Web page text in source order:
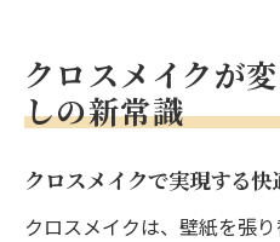
クロスメイクが
しの新常識
クロスメイクで実現する快
クロスメイクは、壁紙を張